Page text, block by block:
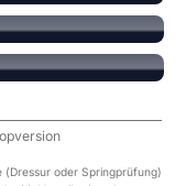
(Dressur oder Springprüfung)